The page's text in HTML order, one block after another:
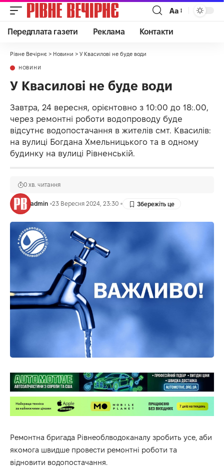
Аа
Передплата газети Реклама Контакти
Рівне Вечірнє > Новини > У Квасилові не буде води
НОВИНИ
У Квасилові не буде води
Завтра, 24 вересня, орієнтовно з 10:00 до 18:.00,
через ремонтні роботи водопроводу буде
відсутнє водопостачання в жителів смт. Квасилів:
на вулиці Богдана Хмельницького та в одному
будинку на вулиці Рівненській.
admin 23 Вересня 2024, 23:30
0 хв. читання
Ремонтна бригада Рівнеоблводоканалу зробить усе, аби
якомога швидше провести ремонтні роботи та
відновити водопостачання.